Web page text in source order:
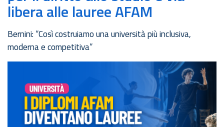
libera alle lauree AFAM
Bernini: “Così costruiamo una università più inclusiva,
moderna e competitiva”